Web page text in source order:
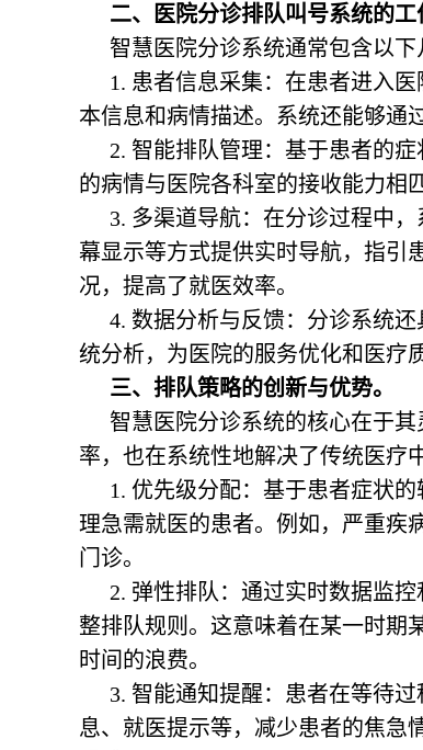
二、医院分诊排队叫号系统的工
智慧医院分诊系统通常包含以下
1. 患者信息采集：在患者进入
本信息和病情描述。系统还能够通
2. 智能排队管理：基于患者的
的病情与医院各科室的接收能力相
3. 多渠道导航：在分诊过程中
幕显示等方式提供实时导航，指引
况，提高了就医效率。
4. 数据分析与反馈：分诊系统
统分析，为医院的服务优化和医疗
三、排队策略的创新与优势。
智慧医院分诊系统的核心在于
率，也在系统性地解决了传统医疗
1. 优先级分配：基于患者症状
理急需就医的患者。例如，严重疾
门诊。
2. 弹性排队：通过实时数据监
整排队规则。这意味着在某一时期
时间的浪费。
3. 智能通知提醒：患者在等待
息、就医提示等，减少患者的焦急